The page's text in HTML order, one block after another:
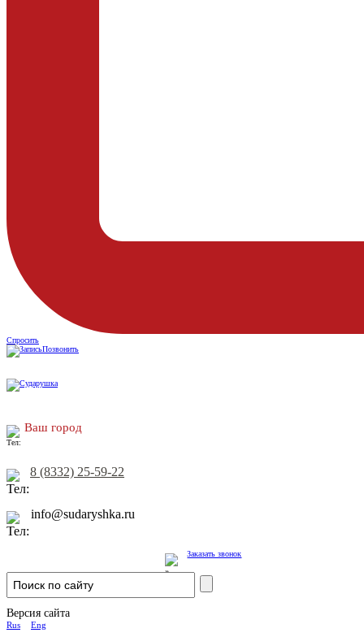
Спросить
Позвонить
Ваш город
8 (8332) 25-59-22
info@sudaryshka.ru
Заказать звонок
Версия сайта
Rus Eng